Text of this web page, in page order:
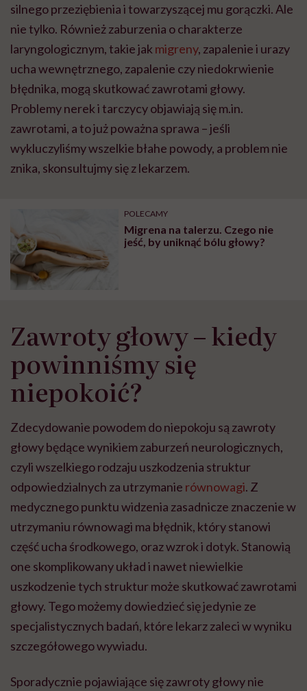
silnego przeziębienia i towarzyszącej mu gorączki. Ale
nie tylko. Również zaburzenia o charakterze
laryngologicznym, takie jak migreny, zapalenie i urazy
ucha wewnętrznego, zapalenie czy niedokrwienie
błędnika, mogą skutkować zawrotami głowy.
Problemy nerek i tarczycy objawiają się m.in.
zawrotami, a to już poważna sprawa – jeśli
wykluczyliśmy wszelkie błahe powody, a problem nie
znika, skonsultujmy się z lekarzem.
POLECAMY
Migrena na talerzu. Czego nie
jeść, by uniknąć bólu głowy?
Zawroty głowy – kiedy
powinniśmy się
niepokoić?
Zdecydowanie powodem do niepokoju są zawroty
głowy będące wynikiem zaburzeń neurologicznych,
czyli wszelkiego rodzaju uszkodzenia struktur
odpowiedzialnych za utrzymanie równowagi. Z
medycznego punktu widzenia zasadnicze znaczenie w
utrzymaniu równowagi ma błędnik, który stanowi
część ucha środkowego, oraz wzrok i dotyk. Stanowią
one skomplikowany układ i nawet niewielkie
uszkodzenie tych struktur może skutkować zawrotami
głowy. Tego możemy dowiedzieć się jedynie ze
specjalistycznych badań, które lekarz zaleci w wyniku
szczegółowego wywiadu.
Sporadycznie pojawiające się zawroty głowy nie